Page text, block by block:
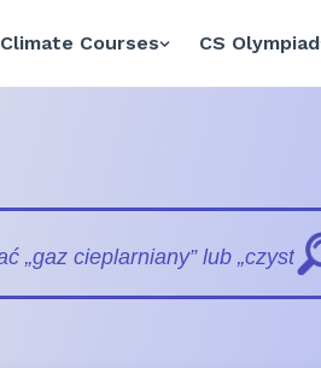
Climate Courses CS Olympiad